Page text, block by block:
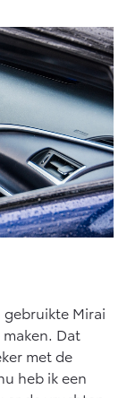
gebruikte Mirai
Dat
met de
heb ik een